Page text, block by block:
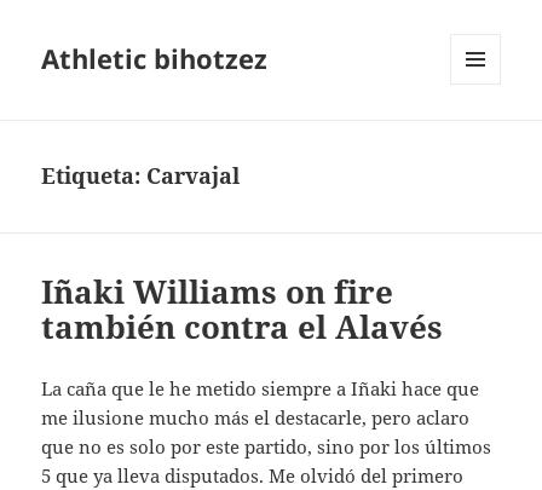
Athletic bihotzez
Etiqueta: Carvajal
Iñaki Williams on fire
también contra el Alavés
La caña que le he metido siempre a Iñaki hace que
me ilusione mucho más el destacarle, pero aclaro
que no es solo por este partido, sino por los últimos
5 que ya lleva disputados. Me olvidó del primero